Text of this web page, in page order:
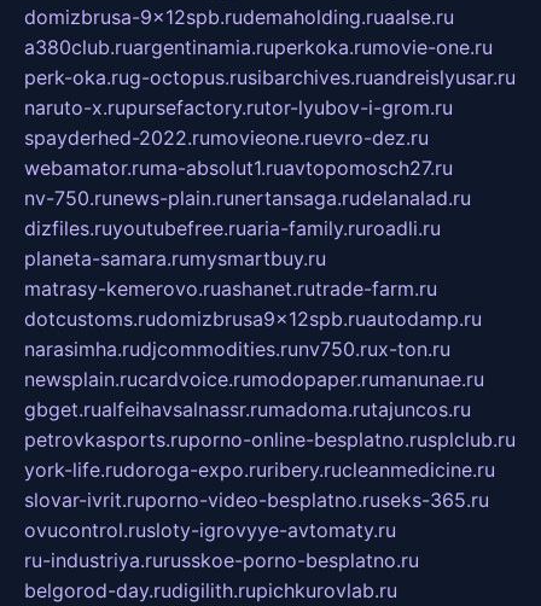
domizbrusa-9x12spb.rudemaholding.ruaalse.ru
a380club.ruargentinamia.ruperkoka.rumovie-one.ru
perk-oka.rug-octopus.rusibarchives.ruandreislyusar.ru
naruto-x.rupursefactory.rutor-lyubov-i-grom.ru
spayderhed-2022.rumovieone.ruevro-dez.ru
webamator.ruma-absolut1.ruavtopomosch27.ru
nv-750.runews-plain.runertansaga.rudelanalad.ru
dizfiles.ruyoutubefree.ruaria-family.ruroadli.ru
planeta-samara.rumysmartbuy.ru
matrasy-kemerovo.ruashanet.rutrade-farm.ru
dotcustoms.rudomizbrusa9x12spb.ruautodamp.ru
narasimha.rudjcommodities.runv750.rux-ton.ru
newsplain.rucardvoice.rumodopaper.rumanunae.ru
gbget.rualfeihavsalnassr.rumadoma.rutajuncos.ru
petrovkasports.ruporno-online-besplatno.rusplclub.ru
york-life.rudoroga-expo.ruribery.rucleanmedicine.ru
slovar-ivrit.ruporno-video-besplatno.ruseks-365.ru
ovucontrol.rusloty-igrovyye-avtomaty.ru
ru-industriya.rurusskoe-porno-besplatno.ru
belgorod-day.rudigilith.rupichkurovlab.ru